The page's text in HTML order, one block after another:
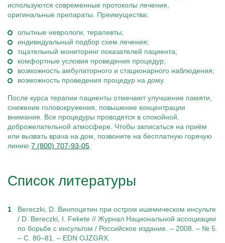
используются современные протоколы лечения,
оригинальные препараты. Преимущества:
опытные неврологи, терапевты;
индивидуальный подбор схем лечения;
тщательный мониторинг показателей пациента;
комфортные условия проведения процедур;
возможность амбулаторного и стационарного наблюдения;
возможность проведения процедур на дому.
После курса терапии пациенты отмечают улучшение памяти,
снижение головокружения, повышение концентрации
внимания. Все процедуры проводятся в спокойной,
доброжелательной атмосфере. Чтобы записаться на приём
или вызвать врача на дом, позвоните на бесплатную горячую
линию 7 (800) 707-93-05
Список литературы
Bereczki, D. Винпоцетин при остром ишемическом инсульте
/ D. Bereczki, I. Fekete // Журнал Национальной ассоциации
по борьбе с инсультом / Российское издание. – 2008. – № 5.
– С. 80–81. – EDN OJZGRX.